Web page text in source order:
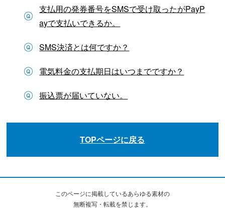
支払用の発券番号をSMSで受け取ったがPayP
ayで支払いできるか。
SMS決済とは何ですか？
電気料金の支払期日はいつまでですか？
振込票が届いていない。
TOPページに戻る
このページに掲載しているあらゆる素材の
無断複写・転載を禁じます。